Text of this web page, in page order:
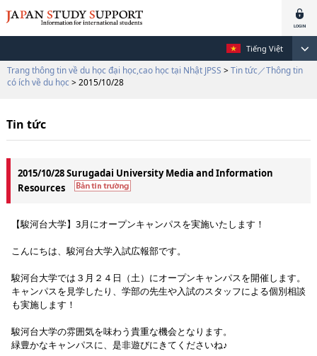
Tiếng Việt
Trang thông tin về du học đại học,cao học tại Nhật JPSS > Tin tức／Thông tin
có ích về du học > 2015/10/28
Tin tức
2015/10/28 Surugadai University Media and Information
Resources
【駿河台大学】3月にオープンキャンパスを実施いたします！
こんにちは、駿河台大学入試広報部です。
駿河台大学では３月２４日（土）にオープンキャンパスを開催します。
キャンパスを見学したり、学部の先生や入試のスタッフによる個別相談
も実施します！
駿河台大学の雰囲気を味わう貴重な機会となります。
緑豊かなキャンパスに、是非遊びにきてくださいね♪